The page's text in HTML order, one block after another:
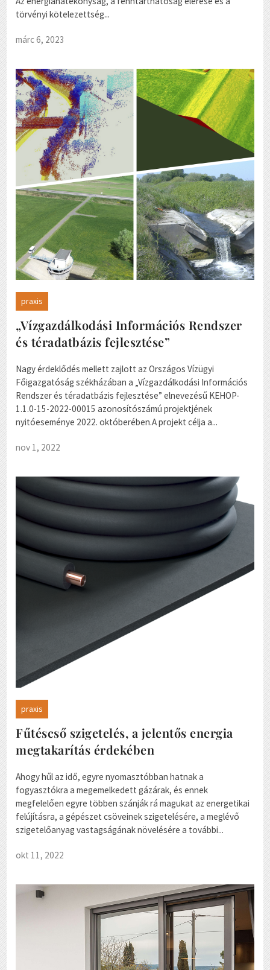
törvényi kötelezettség...
márc 6, 2023
praxis
„Vízgazdálkodási Információs Rendszer
és téradatbázis fejlesztése”
Nagy érdeklődés mellett zajlott az Országos Vízügyi
Főigazgatóság székházában a „Vízgazdálkodási Információs
Rendszer és téradatbázis fejlesztése” elnevezésű KEHOP-
1.1.0-15-2022-00015 azonosítószámú projektjének
nyitóeseménye 2022. októberében.A projekt célja a...
nov 1, 2022
praxis
Fűtéscső szigetelés, a jelentős energia
megtakarítás érdekében
Ahogy hűl az idő, egyre nyomasztóbban hatnak a
fogyasztókra a megemelkedett gázárak, és ennek
megfelelően egyre többen szánják rá magukat az energetikai
felújításra, a gépészet csöveinek szigetelésére, a meglévő
szigetelőanyag vastagságának növelésére a további...
okt 11, 2022